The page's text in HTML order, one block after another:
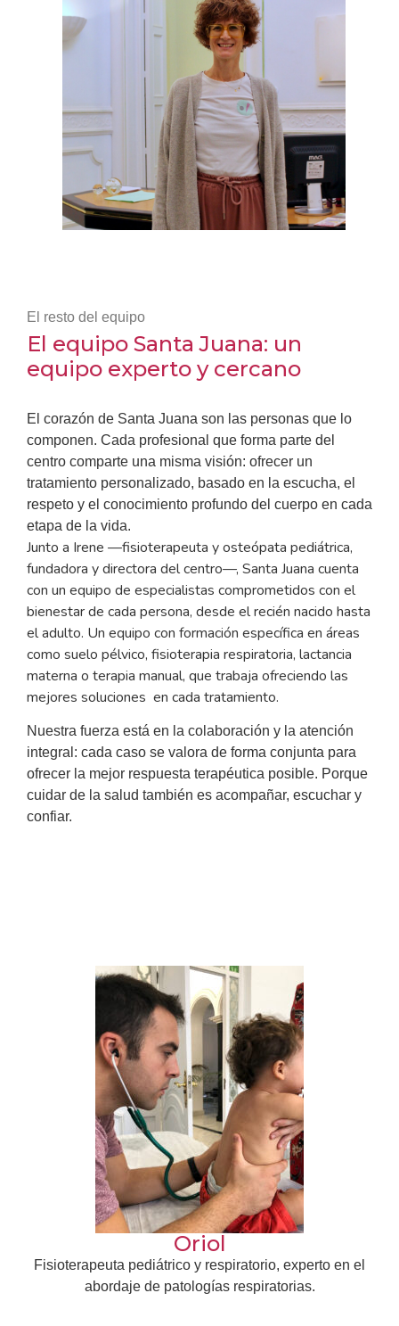
El resto del equipo
El equipo Santa Juana: un
equipo experto y cercano
El corazón de Santa Juana son las personas que lo
componen. Cada profesional que forma parte del
centro comparte una misma visión: ofrecer un
tratamiento personalizado, basado en la escucha, el
respeto y el conocimiento profundo del cuerpo en cada
etapa de la vida.
Junto a Irene —fisioterapeuta y osteópata pediátrica,
fundadora y directora del centro—, Santa Juana cuenta
con un equipo de especialistas comprometidos con el
bienestar de cada persona, desde el recién nacido hasta
el adulto. Un equipo con formación específica en áreas
como suelo pélvico, fisioterapia respiratoria, lactancia
materna o terapia manual, que trabaja ofreciendo las
mejores soluciones en cada tratamiento.
Nuestra fuerza está en la colaboración y la atención
integral: cada caso se valora de forma conjunta para
ofrecer la mejor respuesta terapéutica posible. Porque
cuidar de la salud también es acompañar, escuchar y
confiar.
Oriol
Fisioterapeuta pediátrico y respiratorio, experto en el
abordaje de patologías respiratorias.